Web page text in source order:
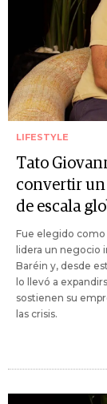
LIFESTYLE
Tato
convertir un
de escala
Fue elegido
lidera un negocio
Baréin y, desde
lo llevó a
sostienen su
las crisis.